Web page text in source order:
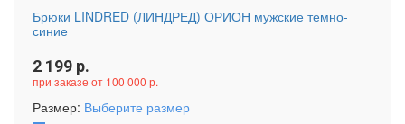
Брюки LINDRED (ЛИНДРЕД) ОРИОН мужские темно-
синие
2 199 р.
при заказе от 100 000 р.
Размер: Выберите размер